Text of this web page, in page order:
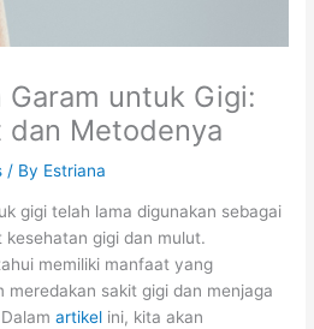
untuk Gigi:
dan Metodenya
/ By Estriana
gigi telah lama digunakan sebagai
gigi dan mulut.
memiliki manfaat yang
meredakan sakit gigi dan menjaga
Dalamartikel ini, kita akan